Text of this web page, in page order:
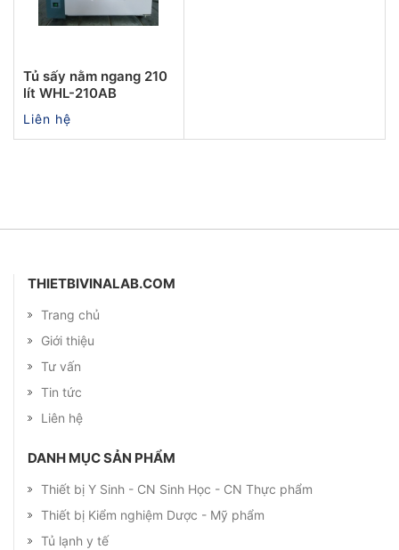
Tủ sấy nằm ngang 210
lít WHL-210AB
Liên hệ
THIETBIVINALAB.COM
Trang chủ
Giới thiệu
Tư vấn
Tin tức
Liên hệ
DANH MỤC SẢN PHẨM
Thiết bị Y Sinh - CN Sinh Học - CN Thực phẩm
Thiết bị Kiểm nghiệm Dược - Mỹ phẩm
Tủ lạnh y tế